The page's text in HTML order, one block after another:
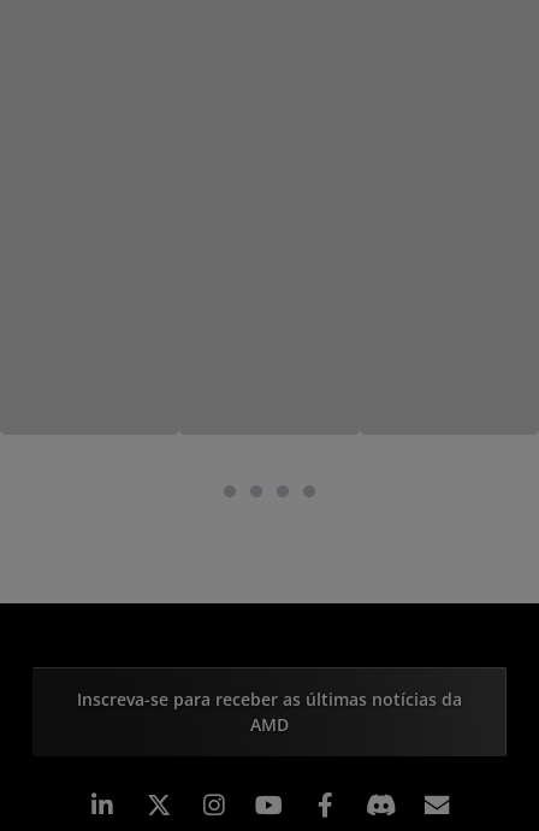
Inscreva-se para receber as últimas notícias da
AMD
Linkedin Instagram Facebook